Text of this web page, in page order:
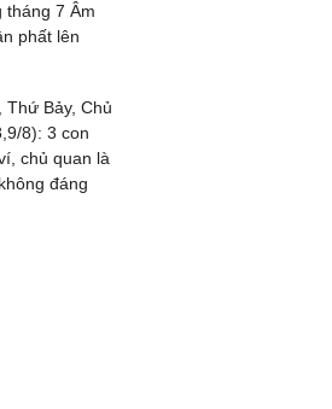
tháng 7 Âm
phất lên
Thứ Bảy, Chủ
8): 3 con
chủ quan là
đáng